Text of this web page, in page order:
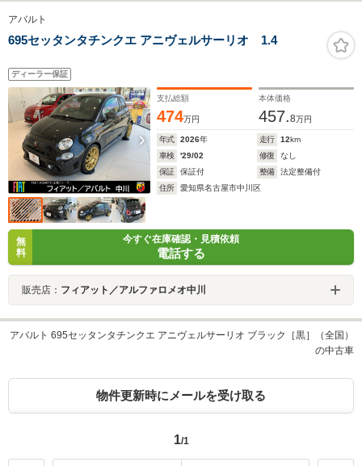
アバルト
695セッタンタチンクエ アニヴェルサーリオ 1.4
ディーラー保証
支払総額
474万円
本体価格
457.8万円
年式 2026年 走行 12km
車検
'29/02 修復
なし
保証
保証付 整備
法定整備付
住所
愛知県名古屋市中川区
無
料
今すぐ在庫確認・見積依頼
電話する
販売店： フィアット／アルファロメオ中川
アバルト 695セッタンタチンクエ アニヴェルサーリオ ブラック［黒］（全国）
の中古車
物件更新時にメールを受け取る
1/1